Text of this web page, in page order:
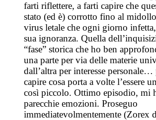
farti riflettere, a farti capire che
stato (ed è) corrotto fino al
virus letale che ogni giorno
sua ignoranza. Quella
“fase” storica che ho ben
una parte per via delle materie
dall’altra per interesse personale…
capire cosa porta a volte l’essere
così piccolo. Ottimo episodio, mi
parecchie emozioni. Proseguo
immediatevolmentemente (Zorex